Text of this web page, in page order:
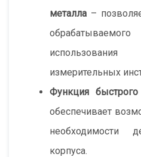
металла –
измерительных
Функция
обеспечивает
необходимости
корпуса.